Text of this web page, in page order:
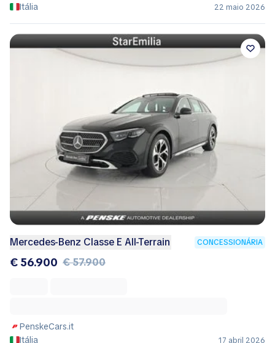
Itália
22 maio 2026
Mercedes-Benz Classe E All-Terrain CONCESSIONÁRIA
€ 56.900 € 57.900
PenskeCars.it
Itália
17 abril 2026